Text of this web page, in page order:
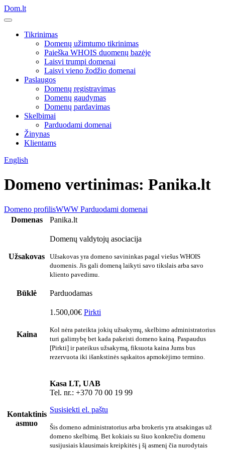
Dom.lt
Tikrinimas
Domenų užimtumo tikrinimas
Paieška WHOIS duomenų bazėje
Laisvi trumpi domenai
Laisvi vieno žodžio domenai
Paslaugos
Domenų registravimas
Domenų gaudymas
Domenų pardavimas
Skelbimai
Parduodami domenai
Žinynas
Klientams
English
Domeno vertinimas: Panika.lt
Domeno profilisWWW Parduodami domenai
Domenas
Panika.lt
Užsakovas
Domenų valdytojų asociacija
Užsakovas yra domeno savininkas pagal viešus WHOIS
duomenis. Jis gali domeną laikyti savo tikslais arba savo
kliento pavedimu.
Būklė Parduodamas
Kaina
1.500,00€ Pirkti
Kol nėra pateikta jokių užsakymų, skelbimo administratorius
turi galimybę bet kada pakeisti domeno kainą. Paspaudus
[Pirkti] ir pateikus užsakymą, fiksuota kaina Jums bus
rezervuota iki išankstinės sąskaitos apmokėjimo termino.
Kontaktinis
asmuo
Kasa LT, UAB
Tel. nr.: +370 70 00 19 99
Susisiekti el. paštu
Šis domeno administratorius arba brokeris yra atsakingas už
domeno skelbimą. Bet kokiais su šiuo konkrečiu domenu
susijusiais klausimais kreipkitės į šį asmenį čia nurodytais